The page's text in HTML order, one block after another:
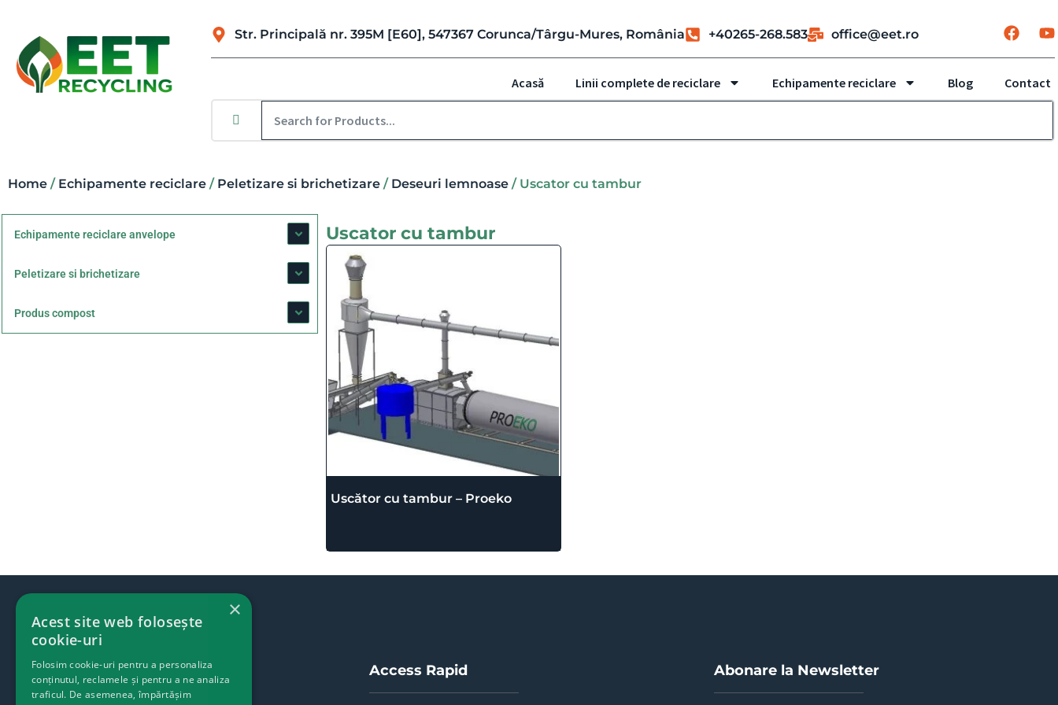
Str. Principală nr. 395M [E60], 547367 Corunca/Târgu-Mures, România +40265-268.583 office@eet.ro
Acasă Linii complete de reciclare Echipamente reciclare Blog Contact
Home / Echipamente reciclare / Peletizare si brichetizare / Deseuri lemnoase / Uscator cu tambur
Echipamente reciclare anvelope
Peletizare si brichetizare
Produs compost
Uscator cu tambur
Uscător cu tambur – Proeko
Access Rapid Abonare la Newsletter
×
Acest site web folosește
cookie-uri
Folosim cookie-uri pentru a personaliza
conținutul, reclamele și pentru a ne analiza
traficul. De asemenea, împărtășim